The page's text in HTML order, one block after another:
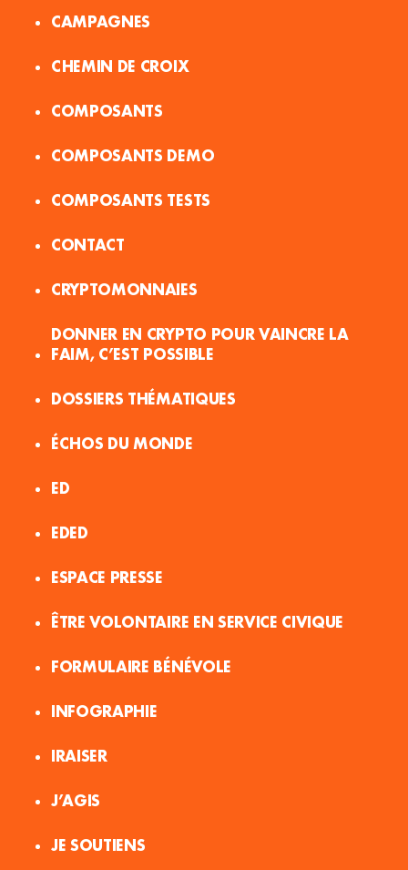
CAMPAGNES
CHEMIN DE CROIX
COMPOSANTS
COMPOSANTS DEMO
COMPOSANTS TESTS
CONTACT
CRYPTOMONNAIES
DONNER EN CRYPTO POUR VAINCRE LA
FAIM, C’EST POSSIBLE
DOSSIERS THÉMATIQUES
ÉCHOS DU MONDE
ED
EDED
ESPACE PRESSE
ÊTRE VOLONTAIRE EN SERVICE CIVIQUE
FORMULAIRE BÉNÉVOLE
INFOGRAPHIE
IRAISER
J’AGIS
JE SOUTIENS